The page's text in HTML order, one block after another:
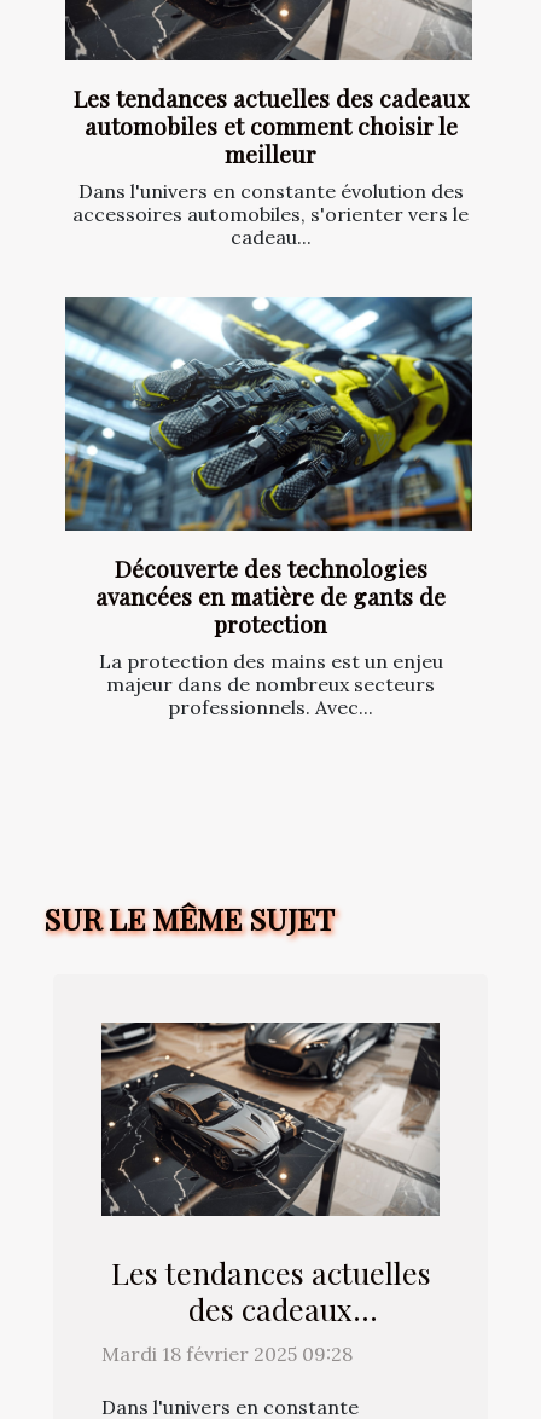
Les tendances actuelles des cadeaux
automobiles et comment choisir le
meilleur
Dans l'univers en constante évolution des
accessoires automobiles, s'orienter vers le
cadeau...
Découverte des technologies
avancées en matière de gants de
protection
La protection des mains est un enjeu
majeur dans de nombreux secteurs
professionnels. Avec...
SUR LE MÊME SUJET
Les tendances actuelles
des cadeaux
automobiles et
Mardi 18 février 2025 09:28
Dans l'univers en constante